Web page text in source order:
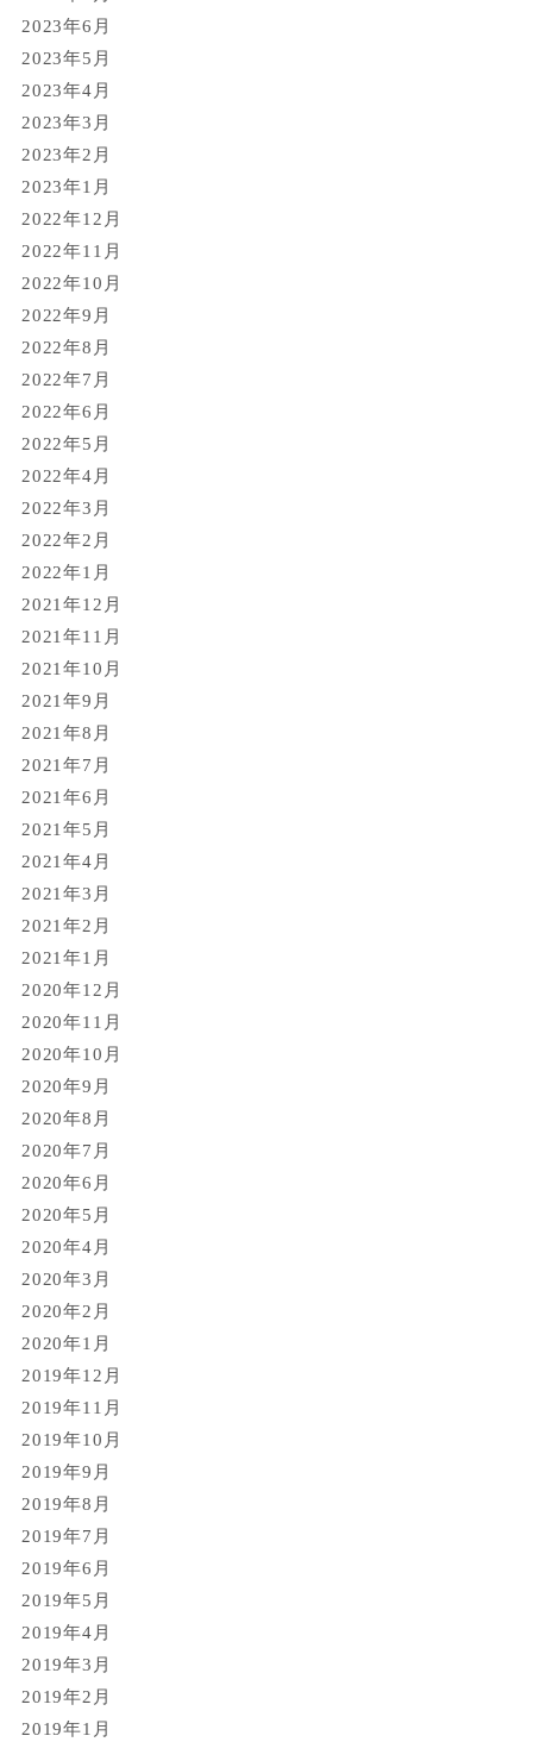
2023年6月
2023年5月
2023年4月
2023年3月
2023年2月
2023年1月
2022年12月
2022年11月
2022年10月
2022年9月
2022年8月
2022年7月
2022年6月
2022年5月
2022年4月
2022年3月
2022年2月
2022年1月
2021年12月
2021年11月
2021年10月
2021年9月
2021年8月
2021年7月
2021年6月
2021年5月
2021年4月
2021年3月
2021年2月
2021年1月
2020年12月
2020年11月
2020年10月
2020年9月
2020年8月
2020年7月
2020年6月
2020年5月
2020年4月
2020年3月
2020年2月
2020年1月
2019年12月
2019年11月
2019年10月
2019年9月
2019年8月
2019年7月
2019年6月
2019年5月
2019年4月
2019年3月
2019年2月
2019年1月